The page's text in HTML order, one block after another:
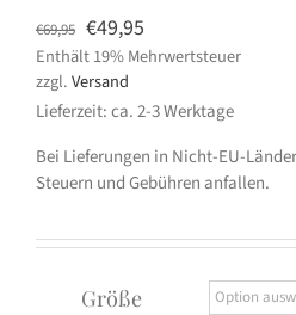
€69,95 Ursprünglicher
Preis
war:
€69,95
€49,95
Preis
€49,95.
Enthält 19% Mehrwertsteuer
zzgl.Versand
Lieferzeit: ca. 2-3 Werktage
Bei Lieferungen in Nicht-EU-
Steuern und Gebühren anfallen.
Größe